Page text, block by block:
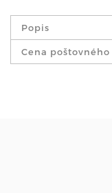
Popis
Cena poštovného